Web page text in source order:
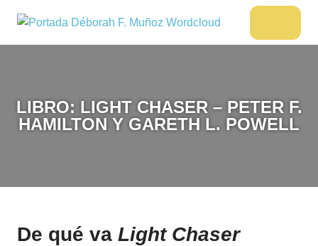
contenido
DÉBORAH
viajes
y
más
LIBRO: LIGHT CHASER – PETER F.
HAMILTON Y GARETH L. POWELL
De qué va Light Chaser